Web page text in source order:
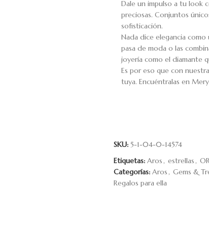
Dale un impulso a tu look
preciosas. Conjuntos
sofisticación.
Nada dice elegancia como
pasa de moda o las
joyería como el diamante
Es por eso que con
tuya. Encuéntralas en
SKU: 5-1-04-0-14574
Categorías: Aros, Gems &
Regalos para ella
Etiquetas: Aros, estrellas,